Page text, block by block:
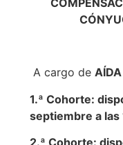
A cargo de
1.ª Cohorte:
septiembre a las